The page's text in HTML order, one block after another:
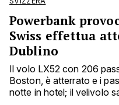
Powerbank
Swiss effettua
Dublino
Il volo LX52 con 206
Boston, è atterrato e i
notte in hotel; il velivolo